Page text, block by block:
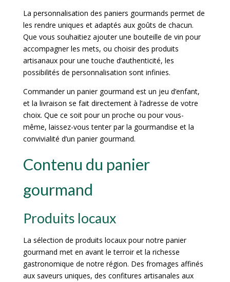
La personnalisation des paniers gourmands permet de
les rendre uniques et adaptés aux goûts de chacun.
Que vous souhaitiez ajouter une bouteille de vin pour
accompagner les mets, ou choisir des produits
artisanaux pour une touche d’authenticité, les
possibilités de personnalisation sont infinies.
Commander un panier gourmand est un jeu d’enfant,
et la livraison se fait directement à l’adresse de votre
choix. Que ce soit pour un proche ou pour vous-
même, laissez-vous tenter par la gourmandise et la
convivialité d’un panier gourmand.
Contenu du panier
gourmand
Produits locaux
La sélection de produits locaux pour notre panier
gourmand met en avant le terroir et la richesse
gastronomique de notre région. Des fromages affinés
aux saveurs uniques, des confitures artisanales aux